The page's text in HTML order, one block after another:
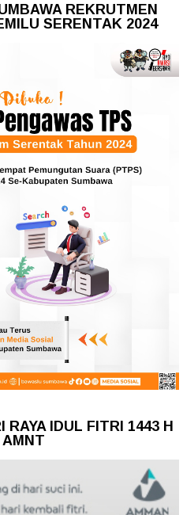
REKRUTMEN
SERENTAK 2024
IDUL FITRI 1443 H